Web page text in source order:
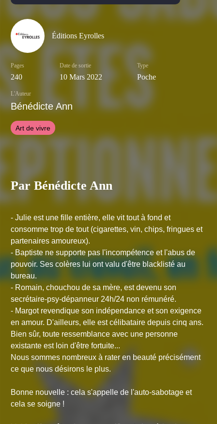
Éditions Eyrolles
Pages
240
Date de sortie
10 Mars 2022
Type
Poche
L'Auteur
Bénédicte Ann
Art de vivre
Par Bénédicte Ann
- Julie est une fille entière, elle vit tout à fond et
consomme trop de tout (cigarettes, vin, chips, fringues et
partenaires amoureux).
- Baptiste ne supporte pas l'incompétence et l'abus de
pouvoir. Ses colères lui ont valu d'être blacklisté au
bureau.
- Romain, chouchou de sa mère, est devenu son
secrétaire-psy-dépanneur 24h/24 non rémunéré.
- Margot revendique son indépendance et son exigence
en amour. D'ailleurs, elle est célibataire depuis cinq ans.
Bien sûr, toute ressemblance avec une personne
existante est loin d'être fortuite...
Nous sommes nombreux à rater en beauté précisément
ce que nous désirons le plus.
Bonne nouvelle : cela s'appelle de l'auto-sabotage et
cela se soigne !